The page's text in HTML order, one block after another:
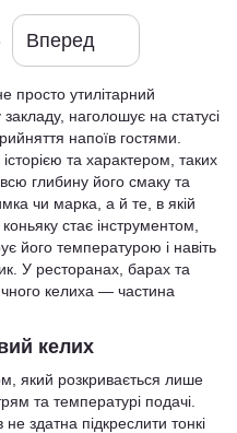
Вперед
просто утилітарний
наголошує на статусі
напоїв гостями.
та характером, таких
глибину його смаку та
чи марка, а й те, в якій
стає інструментом,
його температурою і навіть
У ресторанах, барах та
келиха — частина
келих
який розкривається лише
та температурі подачі.
здатна підкреслити тонкі